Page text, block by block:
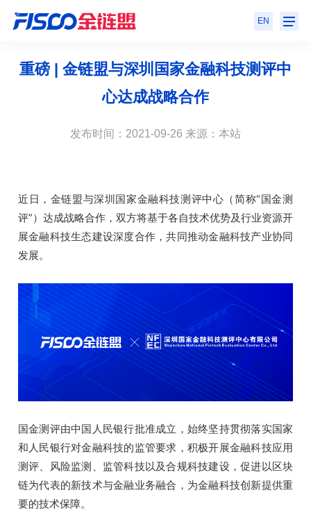
EN
重磅 | 金链盟与深圳国家金融科技测评中
心达成战略合作
发布时间：2021-09-26 来源：本站
近日，金链盟与深圳国家金融科技测评中心 （简称“国金测
评”） 达成战略合作，双方将基于各自技术优势及行业资源开
展金融科技生态建设深度合作，共同推动金融科技产业协同
发展。
国金测评由中国人民银行批准成立，始终坚持贯彻落实国家
和人民银行对金融科技的监管要求，积极开展金融科技应用
测评、风险监测、监管科技以及合规科技建设，促进以区块
链为代表的新技术与金融业务融合，为金融科技创新提供重
要的技术保障。